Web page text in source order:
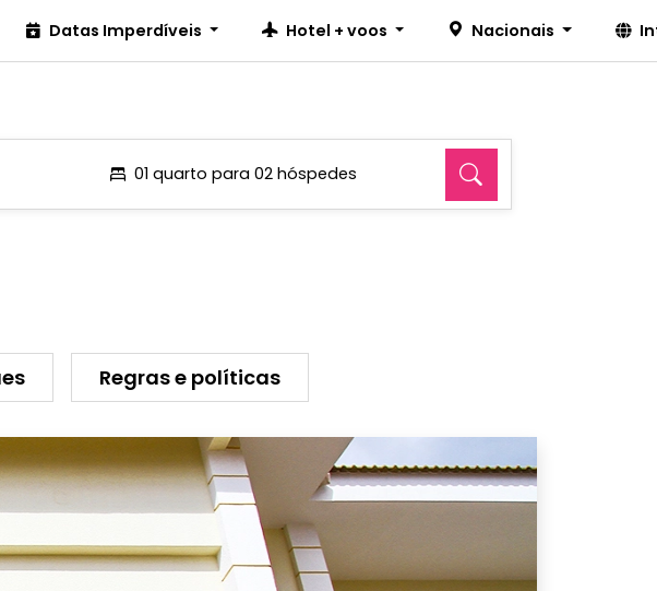
Datas Imperdíveis Hotel + voos Nacionais
01 quarto para 02 hóspedes
Regras e políticas